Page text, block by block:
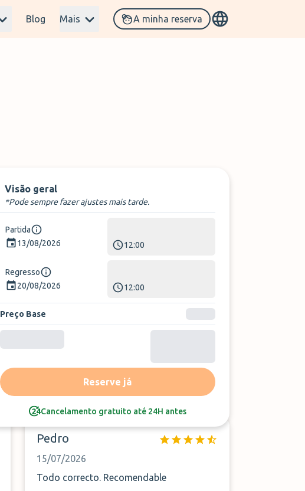
Blog Mais A minha reserva
Visão geral
*Pode sempre fazer ajustes mais tarde.
Partida
13/08/2026
12:00
Regresso
20/08/2026
12:00
Preço Base
Reserve já
Cancelamento gratuito até 24H antes
Ordenar por: Última avaliação
Pedro
15/07/2026
Todo correcto. Recomendable